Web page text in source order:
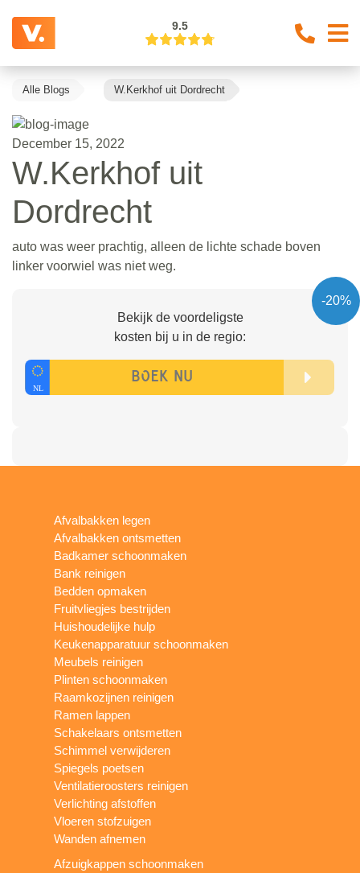
9.5
Alle Blogs W.Kerkhof uit Dordrecht
December 15, 2022
W.Kerkhof uit
Dordrecht
auto was weer prachtig, alleen de lichte schade boven
linker voorwiel was niet weg.
-20%
Bekijk de voordeligste
kosten bij u in de regio:
Afvalbakken legen
Afvalbakken ontsmetten
Badkamer schoonmaken
Bank reinigen
Bedden opmaken
Fruitvliegjes bestrijden
Huishoudelijke hulp
Keukenapparatuur schoonmaken
Meubels reinigen
Plinten schoonmaken
Raamkozijnen reinigen
Ramen lappen
Schakelaars ontsmetten
Schimmel verwijderen
Spiegels poetsen
Ventilatieroosters reinigen
Verlichting afstoffen
Vloeren stofzuigen
Wanden afnemen
Afzuigkappen schoonmaken